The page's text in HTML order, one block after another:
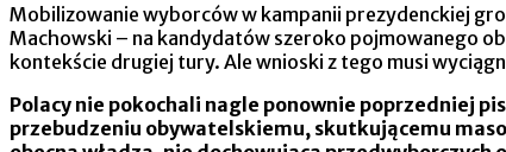
Mobilizowanie wyborców w kampanii prezydenckiej
Machowski – na kandydatów szeroko pojmowanego
kontekście drugiej tury. Ale wnioski z tego musi
Polacy nie pokochali nagle ponownie poprzedniej
przebudzeniu obywatelskiemu, skutkującemu